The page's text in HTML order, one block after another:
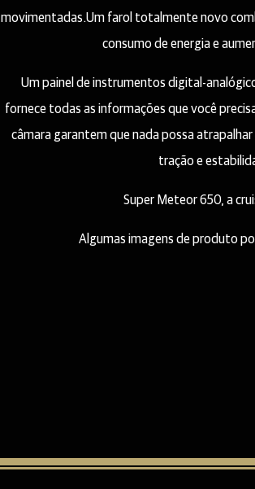
movimentadas.Um farol totalmente novo
consumo de energia e
Um painel de instrumentos digital-
fornece todas as informações que você
câmara garantem que nada possa
tração e
Super Meteor 650, a
Algumas imagens de produto